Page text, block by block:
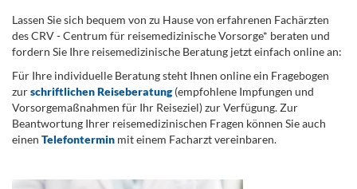
Lassen Sie sich bequem von zu Hause von erfahrenen Fachärzten
des CRV - Centrum für reisemedizinische Vorsorge* beraten und
fordern Sie Ihre reisemedizinische Beratung jetzt einfach online an:
Für Ihre individuelle Beratung steht Ihnen online ein Fragebogen
zurschriftlichen Reiseberatung(empfohlene Impfungen und
Vorsorgemaßnahmen für Ihr Reiseziel) zur Verfügung. Zur
Beantwortung Ihrer reisemedizinischen Fragen können Sie auch
einen Telefontermin mit einem Facharzt vereinbaren.